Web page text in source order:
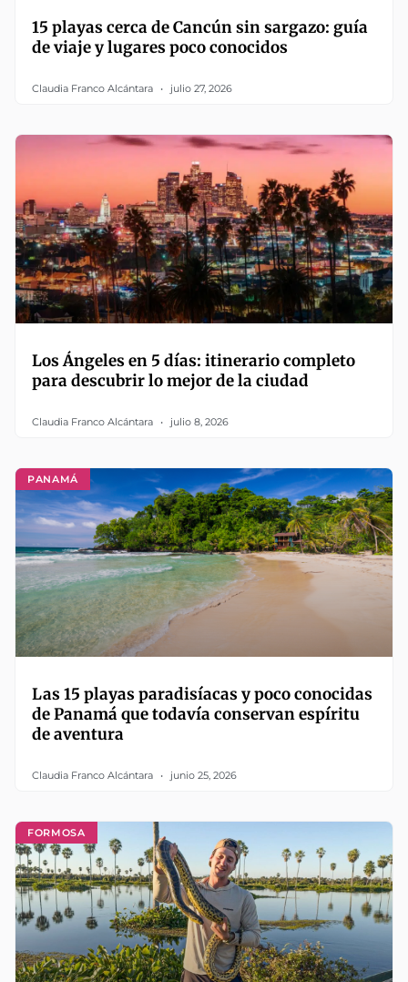
15 playas cerca de Cancún sin sargazo: guía
de viaje y lugares poco conocidos
Claudia Franco Alcántara julio 27, 2026
Los Ángeles en 5 días: itinerario completo
para descubrir lo mejor de la ciudad
Claudia Franco Alcántara julio 8, 2026
PANAMÁ
Las 15 playas paradisíacas y poco conocidas
de Panamá que todavía conservan espíritu
de aventura
Claudia Franco Alcántara junio 25, 2026
FORMOSA